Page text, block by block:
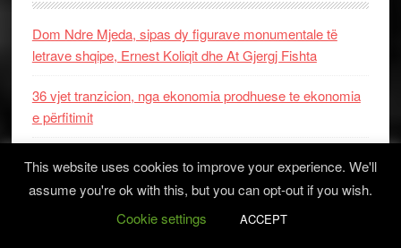
Dom Ndre Mjeda, sipas dy figurave monumentale të
letrave shqipe, Ernest Koliqit dhe At Gjergj Fishta
36 vjet tranzicion, nga ekonomia prodhuese te ekonomia
e përfitimit
A ndihmon krijimtaria në zbulimin e potencialeve të
PROF. AHMET QERIQI DHE EPOKA E REZISTENCЁS
This website uses cookies to improve your experience. We'll
assume you're ok with this, but you can opt-out if you wish.
Cookie settings
ACCEPT